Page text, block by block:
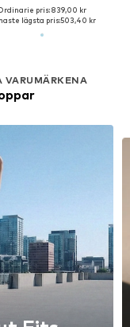
pris: 839,00 kr
lägsta pris:503,40 kr
VARUMÄRKENA